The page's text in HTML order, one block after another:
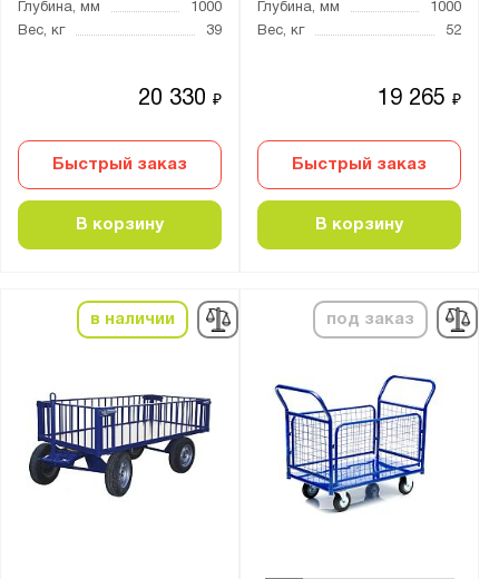
Глубина, мм
1000
Вес, кг
39
20 330₽
Быстрый заказ
В корзину
Глубина, мм
1000
Вес, кг
52
19 265₽
Быстрый заказ
В корзину
в наличии под заказ